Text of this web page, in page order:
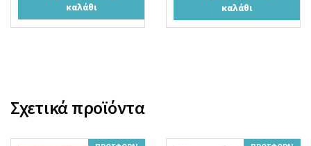
33,00 €.είναι:
καλάθι
καλάθι
Σχετικά προϊόντα